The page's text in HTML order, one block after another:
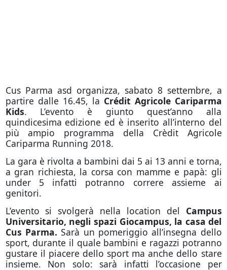
Cus Parma asd organizza, sabato 8 settembre, a
partire dalle 16.45, la Crédit Agricole Cariparma
Kids. L’evento è giunto quest’anno alla
quindicesima edizione ed è inserito all’interno del
più ampio programma della Crèdit Agricole
Cariparma Running 2018.
La gara è rivolta a bambini dai 5 ai 13 anni e torna,
a gran richiesta, la corsa con mamme e papà: gli
under 5 infatti potranno correre assieme ai
genitori.
L’evento si svolgerà nella location del Campus
Universitario, negli spazi Giocampus, la casa del
Cus Parma.Sarà un pomeriggio all’insegna dello
sport, durante il quale bambini e ragazzi potranno
gustare il piacere dello sport ma anche dello stare
insieme. Non solo: sarà infatti l’occasione per